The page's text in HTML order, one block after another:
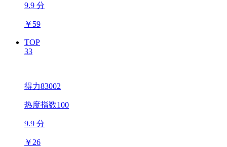
9.9 分
￥ 59
TOP
33
得力83002
热度指数100
9.9 分
￥ 26